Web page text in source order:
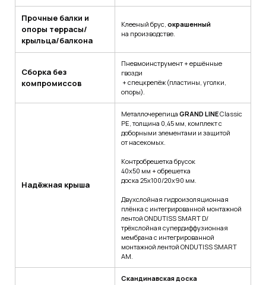
Прочные балки и
опоры террасы/
крыльца/балкона
Клееный брус, окрашенный
на производстве.
Сборка без
компромиссов
Пневмоинструмент + ершённые
гвозди
+ спецкрепёж (пластины, уголки,
опоры).
Надёжная крыша
Металлочерепица GRAND LINEClassic
РЕ, толщина 0,45 мм, комплект с
доборными элементами и защитой
от насекомых.
Контробрешетка брусок
40х50 мм + обрешетка
доска 25х100/20х90 мм.
Двухслойная гидроизоляционная
плёнка с интегрированной монтажной
лентой ONDUTISS SMART D/
трёхслойная супердиффузионная
мембрана с интегрированной
монтажной лентой ONDUTISS SMART
AM.
Скандинавская доска